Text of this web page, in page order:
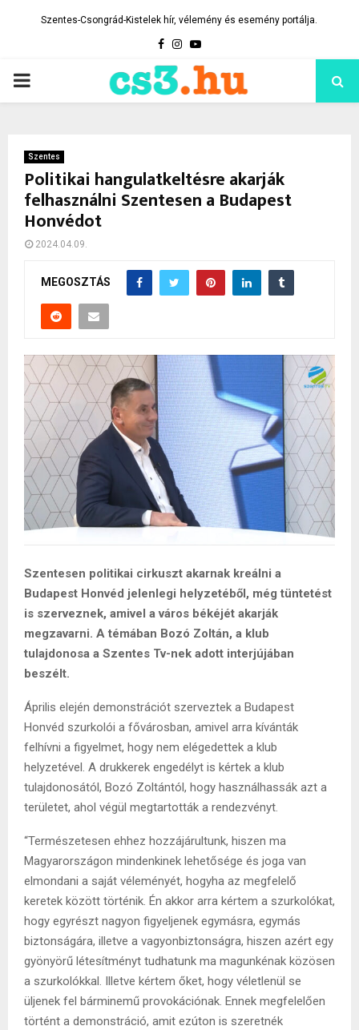
Szentes-Csongrád-Kistelek hír, vélemény és esemény portálja.
Facebook
Instagram
Youtube
PRIMARY
Szentes
Politikai hangulatkeltésre akarják
felhasználni Szentesen a Budapest
Honvédot
2024.04.09.
MEGOSZTÁS
Szentesen politikai cirkuszt akarnak kreálni a
Budapest Honvéd jelenlegi helyzetéből, még tüntetést
is szerveznek, amivel a város békéjét akarják
megzavarni. A témában Bozó Zoltán, a klub
tulajdonosa a Szentes Tv-nek adott interjújában
beszélt.
Április elején demonstrációt szerveztek a Budapest
Honvéd szurkolói a fővárosban, amivel arra kívánták
felhívni a figyelmet, hogy nem elégedettek a klub
helyzetével. A drukkerek engedélyt is kértek a klub
tulajdonosától, Bozó Zoltántól, hogy használhassák azt a
területet, ahol végül megtartották a rendezvényt.
“Természetesen ehhez hozzájárultunk, hiszen ma
Magyarországon mindenkinek lehetősége és joga van
elmondani a saját véleményét, hogyha az megfelelő
keretek között történik. Én akkor arra kértem a szurkolókat,
hogy egyrészt nagyon figyeljenek egymásra, egymás
biztonságára, illetve a vagyonbiztonságra, hiszen azért egy
gyönyörű létesítményt tudhatunk ma magunkénak közösen
a szurkolókkal. Illetve kértem őket, hogy véletlenül se
üljenek fel bárminemű provokációnak. Ennek megfelelően
történt a demonstráció, amit ezúton is szeretnék